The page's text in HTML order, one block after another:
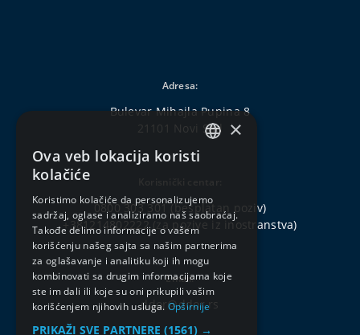
Adresa:
Bulevar Mihajla Pupina 8
21101 Novi Sad
0800 303 301(besplatan poziv)
+381214802222(za pozive iz inostranstva)
Email:
ddor@ddor.rs
×
Ova veb lokacija koristi
kolačiće
Koristimo kolačiće da personalizujemo
sadržaj, oglase i analiziramo naš saobraćaj.
Takođe delimo informacije o vašem
korišćenju našeg sajta sa našim partnerima
za oglašavanje i analitiku koji ih mogu
kombinovati sa drugim informacijama koje
ste im dali ili koje su oni prikupili vašim
korišćenjem njihovih usluga. Opširnije
PRIKAŽI SVE PARTNERE (1561) →